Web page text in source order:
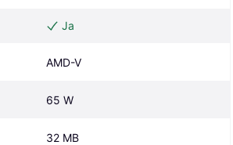
Ja
AMD-V
65 W
32 MB